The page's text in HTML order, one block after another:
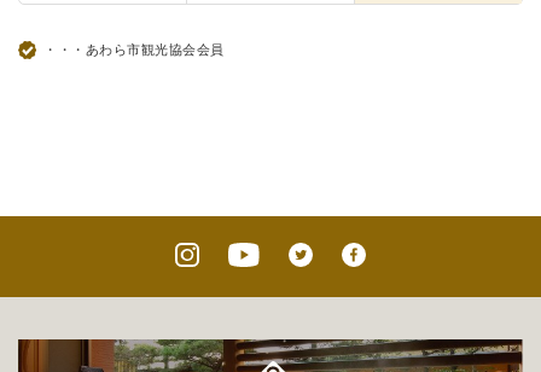
・・・あわら市観光協会会員